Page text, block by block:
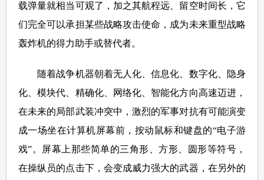
载弹量就相当可观了，加之其航程远、留空时间长，它
们完全可以承担某些战略攻击使命，成为未来重型战略
轰炸机的得力助手或替代者。
随着战争机器朝着无人化、信息化、数字化、隐身
化、模块代、精确化、网络化、智能化方向高速迈进，
在未来的局部武装冲突中，激烈的军事对抗有可能演变
成一场坐在计算机屏幕前，按动鼠标和键盘的“电子游
戏”。屏幕上那些简单的三角形、方形、圆形等符号，
在操纵员的点击下，会变成威力强大的武器，在另外的